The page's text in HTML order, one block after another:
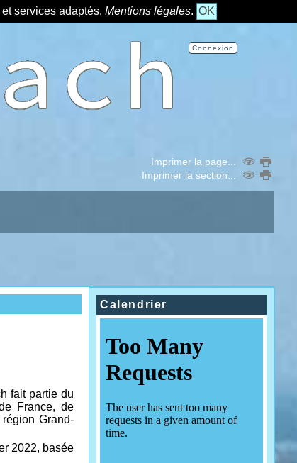
services adaptés. Mentions légales. OK
Imprimer la page...
Imprimer la section...
Connexion
fait partie du
France, de
Grand-
2022, basée
Calendrier